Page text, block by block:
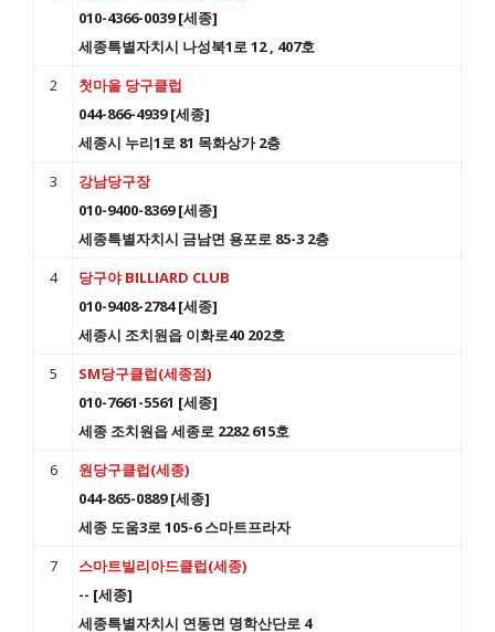
010-4366-0039 [세종]
세종특별자치시 나성북1로 12 , 407호
2
첫마을 당구클럽
044-866-4939 [세종]
세종시 누리1로 81 목화상가 2층
3
강남당구장
010-9400-8369 [세종]
세종특별자치시 금남면 용포로 85-3 2층
4
당구야 BILLIARD CLUB
010-9408-2784 [세종]
세종시 조치원읍 이화로40 202호
5
SM당구클럽(세종점)
010-7661-5561 [세종]
세종 조치원읍 세종로 2282 615호
6
원당구클럽(세종)
044-865-0889 [세종]
세종 도움3로 105-6 스마트프라자
7
스마트빌리아드클럽(세종)
-- [세종]
세종특별자치시 연동면 명학산단로 4